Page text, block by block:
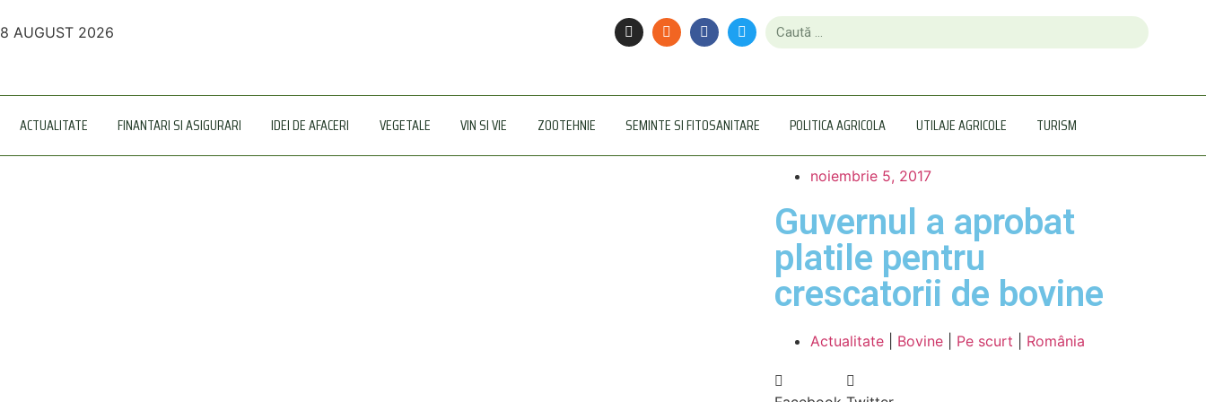
8 AUGUST 2026
ACTUALITATE FINANTARI SI ASIGURARI IDEI DE AFACERI VEGETALE VIN SI VIE ZOOTEHNIE SEMINTE SI FITOSANITARE POLITICA AGRICOLA UTILAJE AGRICOLE TURISM
noiembrie 5, 2017
Guvernul a aprobat
platile pentru
crescatorii de bovine
Actualitate Bovine Pe scurt România